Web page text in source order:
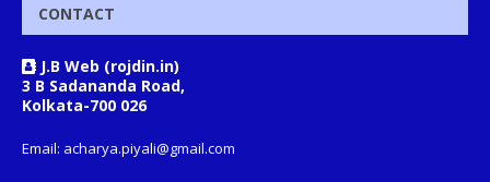
CONTACT
J.B Web (rojdin.in)
3 B Sadananda Road,
Kolkata-700 026
Email: acharya.piyali@gmail.com